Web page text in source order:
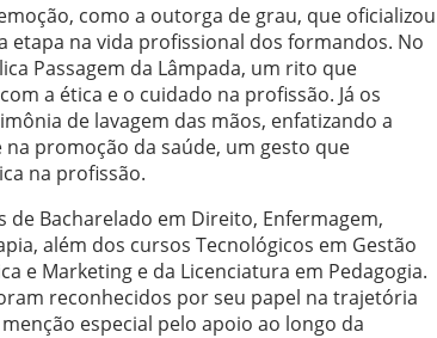
como a outorga de grau, que oficializou
na vida profissional dos formandos. No
Passagem da Lâmpada, um rito que
a ética e o cuidado na profissão. Já os
de lavagem das mãos, enfatizando a
promoção da saúde, um gesto que
na profissão.
Bacharelado em Direito, Enfermagem,
além dos cursos Tecnológicos em Gestão
e Marketing e da Licenciatura em Pedagogia.
reconhecidos por seu papel na trajetória
especial pelo apoio ao longo da